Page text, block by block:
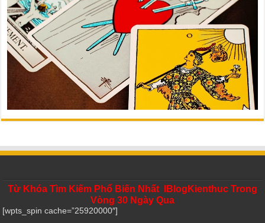
Từ Khóa Tìm Kiếm Phổ Biến Nhất IBlogKienthuc Trong
Vòng 30 Ngày Qua
[wpts_spin cache=”25920000″]